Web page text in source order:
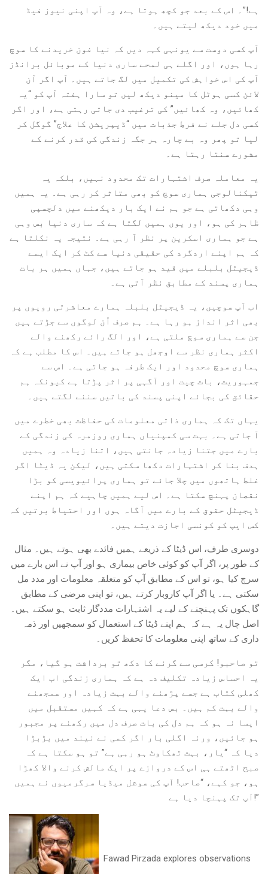
ہے!”۔ اس کے بعد جو کچھ ہوتا ہے، وہ آپ اپنی نیوز فیڈ
میں خود دیکھ لیتے ہیں۔
آپ کسی دوست سے یونہی کہہ دیں کہ نیا فون خریدنے کا سوچ
رہا ہوں، اور اگلے ہی لمحے ساری دنیا کے موبائل برانڈز
آپ کی اس خواہش کی تکمیل میں لگ جاتے ہیں۔ آپ اگر آن
لائن کسی ہوٹل کا مینو دیکھ لیں تو سارا ہفتہ آپ کو “یہ
کھائیں، وہ کھائیں” کی ترغیب دی جاتی رہتی ہے، اور اگر
کسی دل جلے نے فرطِ جذبات میں “ڈیپریشن کا علاج” گوگل کر
لیا تو پھر وہ بے چارہ ہر جگہ زندگی کی قدر کرنے کے
مشورے سنتا رہتا ہے۔
یہ معاملہ صرف اشتہارات تک محدود نہیں، بلکہ یہ
ٹیکنالوجی ہماری سوچ کو بھی متاثر کر رہی ہے۔ یہ ہمیں
وہی دکھاتی ہے جو ہم نے ایک بار دیکھنے میں دلچسپی
ظاہر کی ہو، اور یوں ہمیں لگتا ہے کہ ساری دنیا بس وہی
ہے جو ہماری اسکرین پر نظر آ رہی ہے۔ نتیجہ یہ نکلتا ہے
کہ ہم اپنے اردگرد کی حقیقی دنیا سے کٹ کر ایک ایسے
ڈیجیٹل بلبلے میں قید ہو جاتے ہیں، جہاں ہمیں ہر بات
ہماری پسند کے مطابق نظر آتی ہے۔
اب آپ سوچیں، یہ ڈیجیٹل بلبلہ ہمارے معاشرتی رویوں پر
بھی اثر انداز ہو رہا ہے۔ ہم صرف اُن لوگوں سے جڑتے ہیں
جن سے ہماری سوچ ملتی ہے، اور الگ رائے رکھنے والے
اکثر ہماری نظر سے اوجھل ہو جاتے ہیں۔ اس کا مطلب ہے کہ
ہماری سوچ محدود اور ایک طرفہ ہو جاتی ہے۔ اس سے
جمہوریت، بات چیت اور آگہی پر اثر پڑتا ہے کیونکہ ہم
حقائق کی بجائے اپنی پسند کی باتیں سننے لگتے ہیں۔
یہاں تک کہ ہماری ذاتی معلومات کی حفاظت بھی خطرے میں
آ جاتی ہے۔ بہت سی کمپنیاں ہماری روزمرہ کی زندگی کے
بارے میں جتنا زیادہ جانتی ہیں، اتنا زیادہ وہ ہمیں
ہدف بنا کر اشتہارات دکھا سکتی ہیں، لیکن یہ ڈیٹا اگر
غلط ہاتھوں میں چلا جائے تو ہماری پرائیویسی کو بڑا
نقصان پہنچ سکتا ہے۔ اس لیے ہمیں چاہیے کہ ہم اپنے
ڈیجیٹل حقوق کے بارے میں آگاہ ہوں اور احتیاط برتیں کہ
کس ایپ کو کونسی اجازت دیتے ہیں۔
دوسری طرف، اس ڈیٹا کے ذریعے ہمیں فائدے بھی ہوتے ہیں۔ مثال
کے طور پر، اگر آپ کو کوئی خاص بیماری ہو اور آپ نے اس بارے میں
سرچ کیا ہو، تو اس کے مطابق آپ کو متعلقہ معلومات اور مدد مل
سکتی ہے۔ یا اگر آپ کاروبار کرتے ہیں، تو اپنی مرضی کے مطابق
گاہکوں تک پہنچنے کے لیے یہ اشتہارات مددگار ثابت ہو سکتے ہیں۔
اصل چال یہ ہے کہ ہم اپنے ڈیٹا کے استعمال کو سمجھیں اور ذمہ
داری کے ساتھ اپنی معلومات کا تحفظ کریں۔
تو صاحبو! کرسی سے گرنے کا دکھ تو برداشت ہو گیا، مگر
یہ احساس زیادہ تکلیف دہ ہے کہ ہماری زندگی اب ایک
کھلی کتاب ہے جسے پڑھنے والے بہت زیادہ اور سمجھنے
والے بہت کم ہیں۔ بس دعا یہی ہے کہ کہیں مستقبل میں
ایسا نہ ہو کہ ہم دل کی بات صرف دل میں رکھنے پر مجبور
ہو جائیں، ورنہ اگلی بار اگر کسی نے نیند میں بڑبڑا
دیا کہ “یار، بہت تھکاوٹ ہو رہی ہے” تو ہو سکتا ہے کہ
صبح اٹھتے ہی اس کے دروازے پر ایک مالش کرنے والا کھڑا
ہو، جو کہے، “صاحب! آپ کی سوشل میڈیا سرگرمیوں نے ہمیں
آپ تک پہنچا دیا ہے!”
Fawad Pirzada explores observations